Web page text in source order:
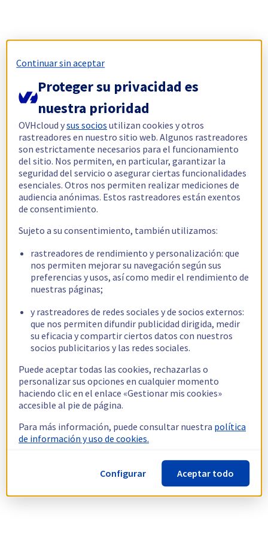
Continuar sin aceptar
Proteger su privacidad es
nuestra prioridad
OVHcloud ysus socios utilizan cookies y otros
rastreadores en nuestro sitio web. Algunos rastreadores
son estrictamente necesarios para el funcionamiento
del sitio. Nos permiten, en particular, garantizar la
seguridad del servicio o asegurar ciertas funcionalidades
esenciales. Otros nos permiten realizar mediciones de
audiencia anónimas. Estos rastreadores están exentos
de consentimiento.
Sujeto a su consentimiento, también utilizamos:
rastreadores de rendimiento y personalización: que
nos permiten mejorar su navegación según sus
preferencias y usos, así como medir el rendimiento de
nuestras páginas;
y rastreadores de redes sociales y de socios externos:
que nos permiten difundir publicidad dirigida, medir
su eficacia y compartir ciertos datos con nuestros
socios publicitarios y las redes sociales.
Puede aceptar todas las cookies, rechazarlas o
personalizar sus opciones en cualquier momento
haciendo clic en el enlace «Gestionar mis cookies»
accesible al pie de página.
Para más información, puede consultar nuestra política
de información y uso de cookies.
Configurar Aceptar todo